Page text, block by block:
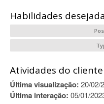
Habilidades
Atividades do
Última visualização: 20/02/
Última interação: 05/01/